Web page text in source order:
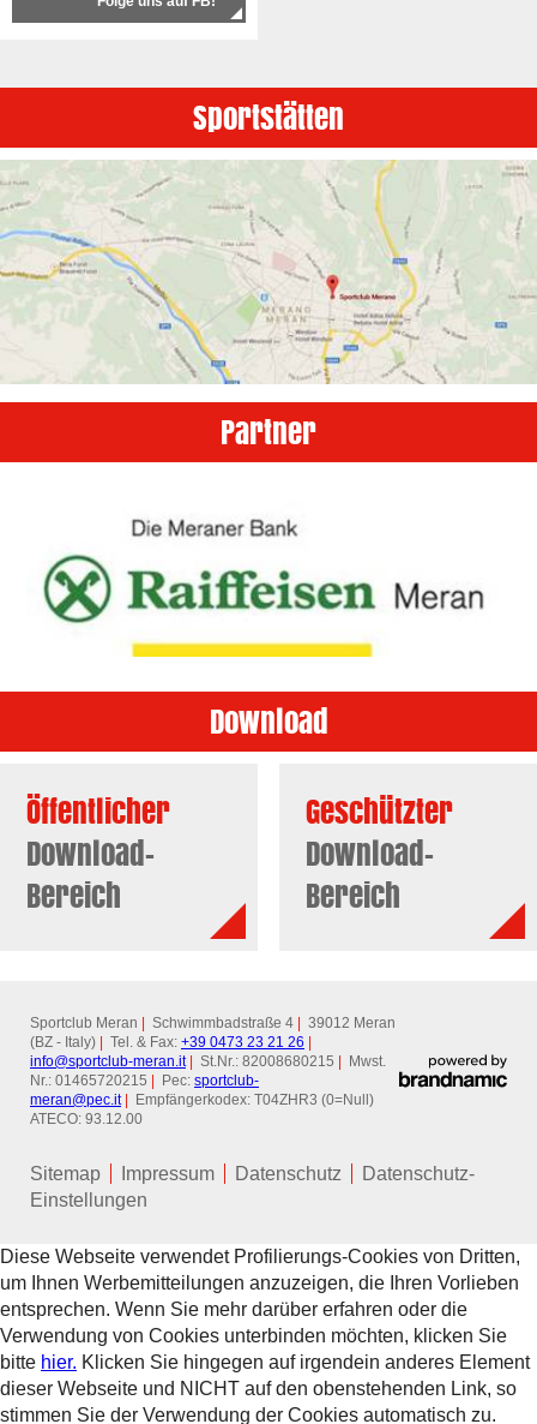
Sportstätten
Partner
Download
Öffentlicher
Download-
Bereich
Geschützter
Download-
Bereich
Sportclub Meran Schwimmbadstraße 4
39012 Meran
(BZ - Italy)
Tel. & Fax: +39 0473 23 21 26
info@sportclub-meran.it St.Nr.: 82008680215
Mwst.
Nr.: 01465720215
Pec: sportclub-
meran@pec.it
Empfängerkodex: T04ZHR3 (0=Null)
ATECO: 93.12.00
Sitemap Impressum Datenschutz
Datenschutz-
Einstellungen
Diese Webseite verwendet Profilierungs-Cookies von Dritten,
um Ihnen Werbemitteilungen anzuzeigen, die Ihren Vorlieben
entsprechen. Wenn Sie mehr darüber erfahren oder die
Verwendung von Cookies unterbinden möchten, klicken Sie
bitte hier. Klicken Sie hingegen auf irgendein anderes Element
dieser Webseite und NICHT auf den obenstehenden Link, so
stimmen Sie der Verwendung der Cookies automatisch zu.